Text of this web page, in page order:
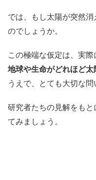
では、もし太陽が突然
のでしょうか。
この極端な仮定は、実際
地球や生命がどれほど
うえで、とても大切な問
研究者たちの見解をもと
てみましょう。